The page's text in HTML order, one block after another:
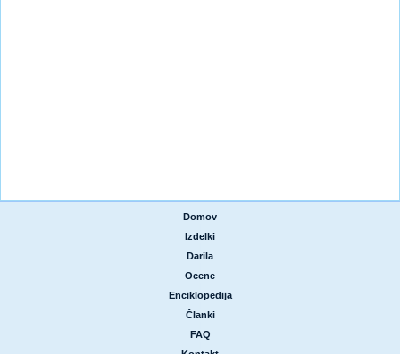
Domov
Izdelki
Darila
Ocene
Enciklopedija
Članki
FAQ